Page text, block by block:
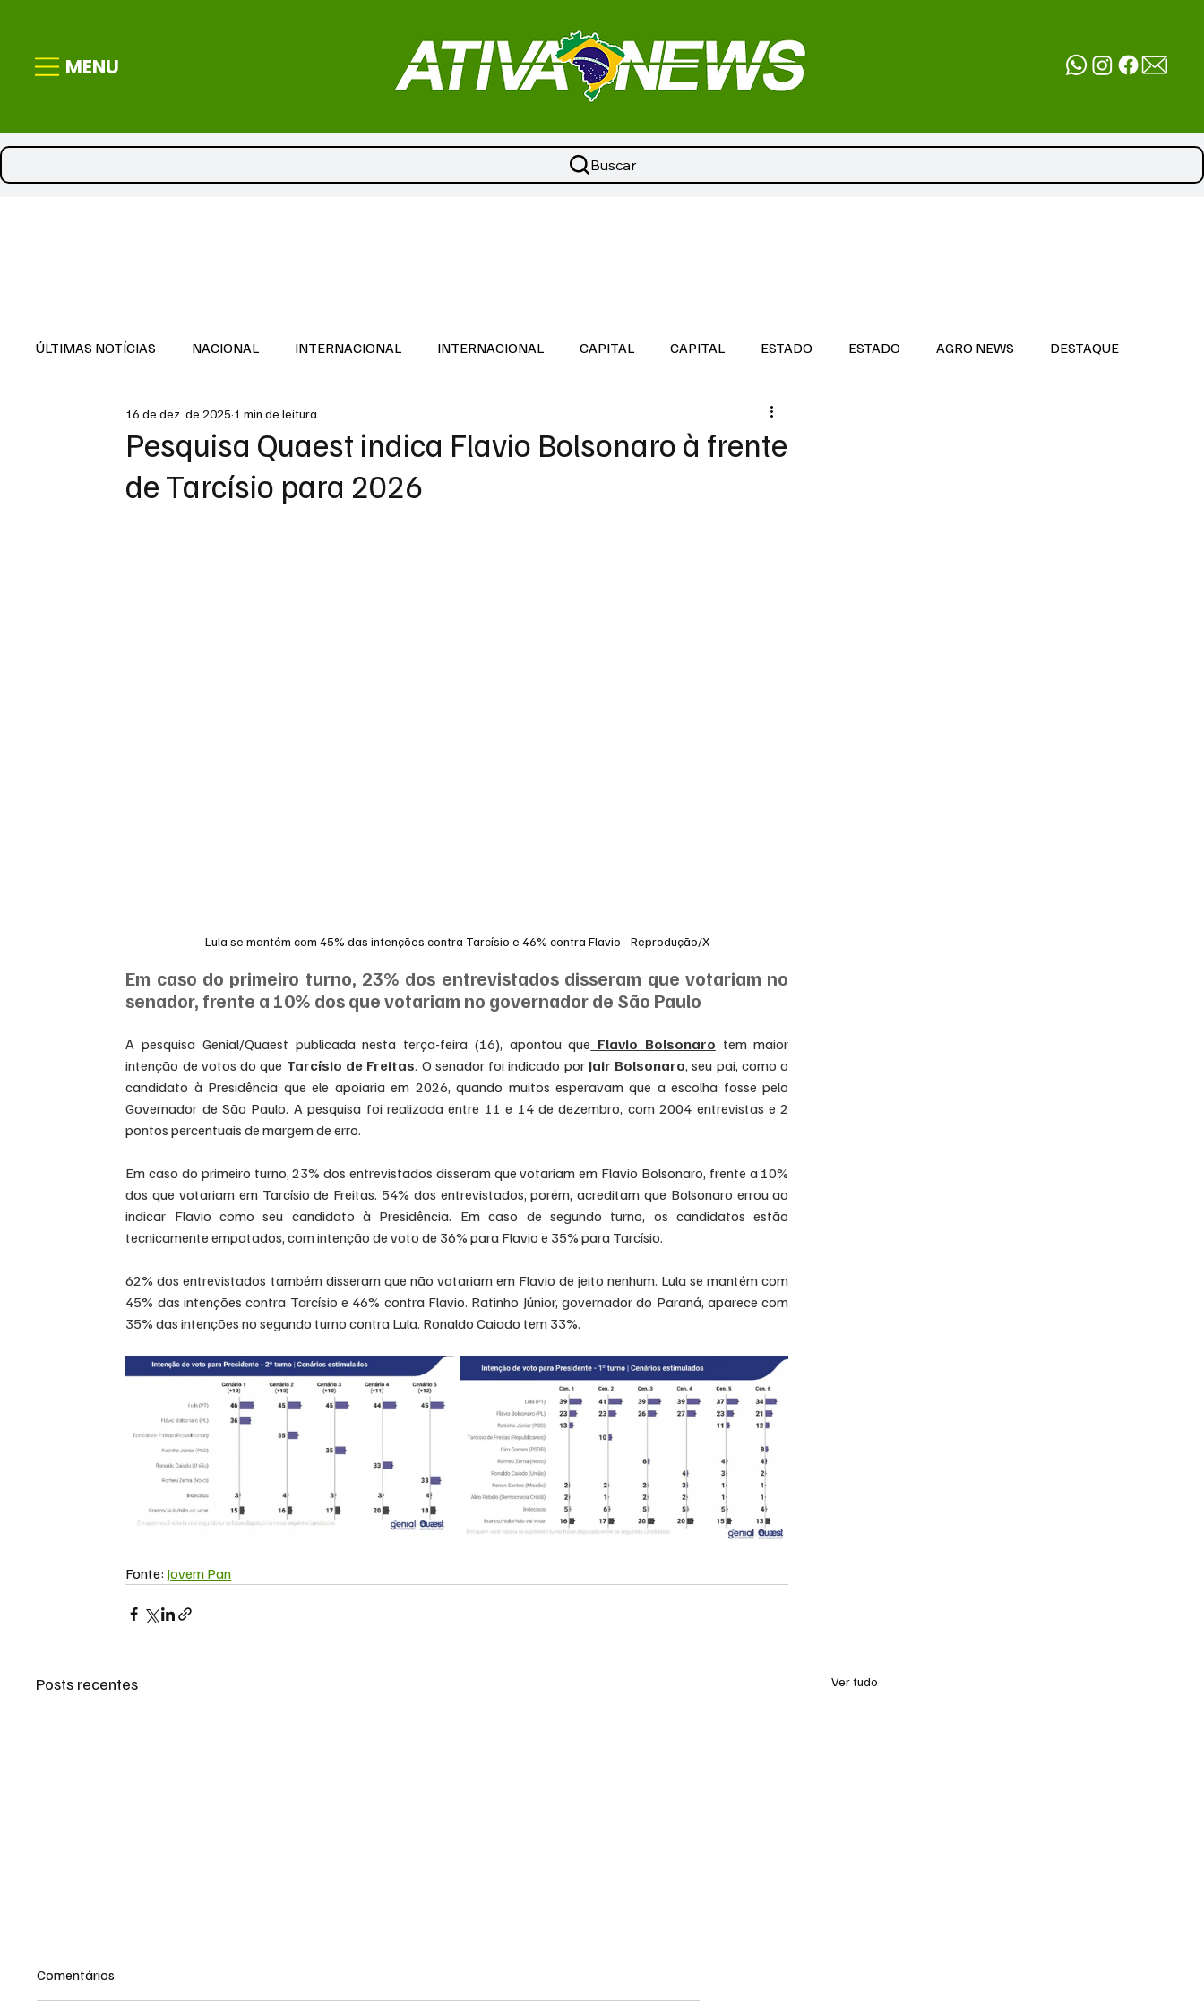
MENU
Buscar
ÚLTIMAS NOTÍCIAS NACIONAL INTERNACIONAL INTERNACIONAL CAPITAL CAPITAL ESTADO ESTADO AGRO NEWS DESTAQUE
DESTAQUE
Pesquisa Quaest indica Flavio Bolsonaro à frente
de Tarcísio para 2026
16 de dez. de 2025 1 min de leitura
Lula se mantém com 45% das intenções contra Tarcísio e 46% contra Flavio - Reprodução/X
Em caso do primeiro turno, 23% dos entrevistados disseram que votariam no
senador, frente a 10% dos que votariam no governador de São Paulo
A pesquisa Genial/Quaest publicada nesta terça-feira (16), apontou que Flavio Bolsonaro tem maior
intenção de votos do que Tarcísio de Freitas. O senador foi indicado por Jair Bolsonaro, seu pai, como o
candidato à Presidência que ele apoiaria em 2026, quando muitos esperavam que a escolha fosse pelo
Governador de São Paulo. A pesquisa foi realizada entre 11 e 14 de dezembro, com 2004 entrevistas e 2
pontos percentuais de margem de erro.
Em caso do primeiro turno, 23% dos entrevistados disseram que votariam em Flavio Bolsonaro, frente a 10%
dos que votariam em Tarcísio de Freitas. 54% dos entrevistados, porém, acreditam que Bolsonaro errou ao
indicar Flavio como seu candidato à Presidência. Em caso de segundo turno, os candidatos estão
tecnicamente empatados, com intenção de voto de 36% para Flavio e 35% para Tarcísio.
62% dos entrevistados também disseram que não votariam em Flavio de jeito nenhum. Lula se mantém com
45% das intenções contra Tarcísio e 46% contra Flavio. Ratinho Júnior, governador do Paraná, aparece com
35% das intenções no segundo turno contra Lula. Ronaldo Caiado tem 33%.
Fonte: Jovem Pan
Posts recentes Ver tudo
Comentários